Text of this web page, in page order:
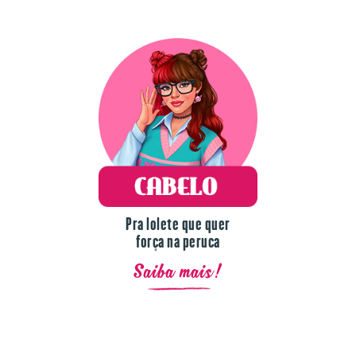
Pra lolete que quer
força na peruca
Saiba mais!